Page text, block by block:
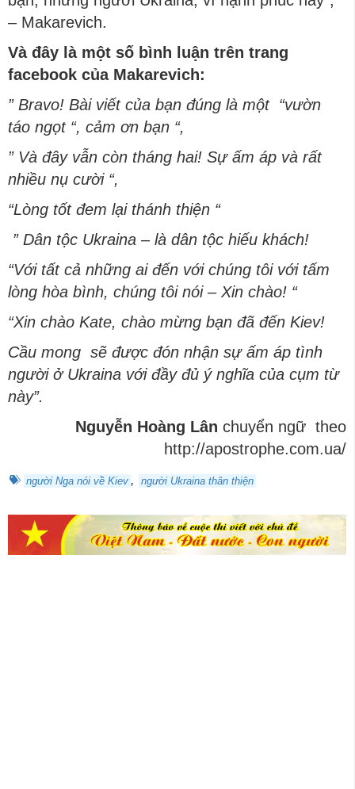
– Makarevich.
Và đây là một số bình luận trên trang
facebook của Makarevich:
” Bravo! Bài viết của bạn đúng là một “vườn
táo ngọt “, cảm ơn bạn “,
” Và đây vẫn còn tháng hai! Sự ấm áp và rất
nhiều nụ cười “,
“Lòng tốt đem lại thánh thiện “
” Dân tộc Ukraina – là dân tộc hiếu khách!
“Với tất cả những ai đến với chúng tôi với tấm
lòng hòa bình, chúng tôi nói – Xin chào! “
“Xin chào Kate, chào mừng bạn đã đến Kiev!
Cầu mong sẽ được đón nhận sự ấm áp tình
người ở Ukraina với đầy đủ ý nghĩa của cụm từ
này”.
Nguyễn Hoàng Lân chuyển ngữ theo
http://apostrophe.com.ua/
người Nga nói về Kiev , người Ukraina thân thiện